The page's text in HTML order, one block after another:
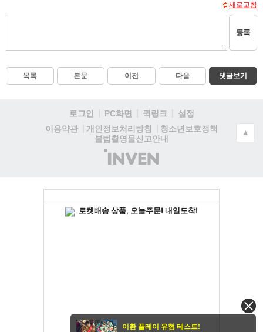
새로고침
등록
목록 본문 이전 다음 댓글보기
로그인 PC화면 퀵링크
설정
이용약관
개인정보처리방침
청소년보호정책
불법촬영물신고안내
(주)
인
▲
이환 플레이 유형 테스트!